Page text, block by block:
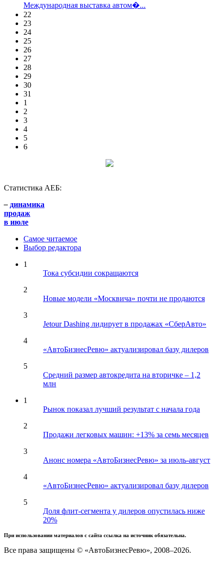
Международная выставка автом�...
22
23
24
25
26
27
28
29
30
31
1
2
3
4
5
6
Статистика АЕБ:
– динамика
продаж
в июле
Самое читаемое
Выбор редактора
1
Тока субсидии сокращаются
2
Новые модели «Москвича» почти не продаются
3
Jetour Dashing лидирует в продажах «СберАвто»
4
«АвтоБизнесРевю» актуализировал базу дилеров
5
Средний размер автокредита на вторичке – 1,2
млн
1
Рынок показал лучший результат с начала года
2
Продажи легковых машин: +13% за семь месяцев
3
Анонс номера «АвтоБизнесРевю» за июль-август
4
«АвтоБизнесРевю» актуализировал базу дилеров
5
Доля флит-сегмента у дилеров опустилась ниже
20%
При использовании материалов с сайта ссылка на источник обязательна.
Все права защищены © «АвтоБизнесРевю», 2008–2026.